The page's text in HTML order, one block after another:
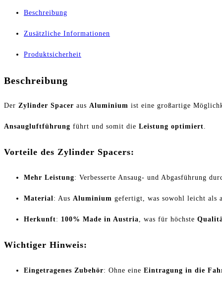
Beschreibung
Zusätzliche Informationen
Produktsicherheit
Beschreibung
Der Zylinder Spacer aus Aluminium ist eine großartige
Ansaugluftführung führt und somit die Leistung optimiert.
Vorteile des Zylinder Spacers:
Mehr Leistung: Verbesserte Ansaug- und Abgasführung
Material: Aus Aluminium gefertigt, was sowohl leicht als
Herkunft: 100% Made in Austria, was für höchste
Wichtiger Hinweis:
Eingetragenes Zubehör: Ohne eine Eintragung in die